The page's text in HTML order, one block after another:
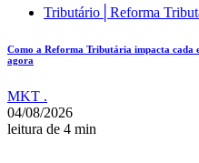
Tributário│Reforma
Como a Reforma Tributária impacta cada
agora
MKT .
04/08/2026
leitura de 4 min